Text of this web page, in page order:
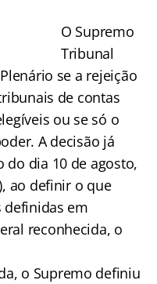
O Supremo
Tribunal
se a rejeição
de contas
ou se só o
A decisão já
do dia 10 de agosto,
ao definir o que
definidas em
reconhecida, o
o Supremo definiu